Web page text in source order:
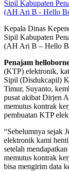
Kepala Dinas
Sipil Kabupaten
(AH Ari B – Hello
Penajam
(KTP) elektronik,
Sipil (Disdukcapil)
Timur, Suyanto,
pusat akibat Dirjen
memutus kontrak
pembuatan KTP
“Sebelumnya sejak
elektronik kami
setelah
memutus kontrak
bisa mengirim data